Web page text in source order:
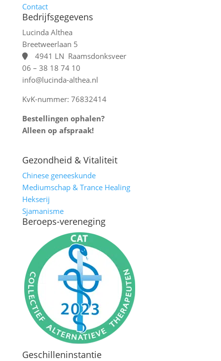
Contact
Bedrijfsgegevens
Lucinda Althea
Breetweerlaan 5
4941 LN Raamsdonksveer
06 – 38 18 74 10
info@lucinda-althea.nl
KvK-nummer: 76832414
Bestellingen ophalen?
Alleen op afspraak!
Gezondheid & Vitaliteit
Chinese geneeskunde
Mediumschap & Trance Healing
Hekserij
Sjamanisme
Beroeps-vereneging
Geschilleninstantie